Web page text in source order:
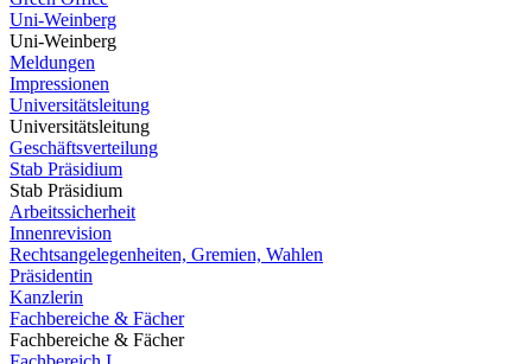
Uni-Weinberg
Uni-Weinberg
Meldungen
Impressionen
Universitätsleitung
Universitätsleitung
Geschäftsverteilung
Stab Präsidium
Stab Präsidium
Arbeitssicherheit
Innenrevision
Rechtsangelegenheiten, Gremien, Wahlen
Präsidentin
Kanzlerin
Fachbereiche & Fächer
Fachbereiche & Fächer